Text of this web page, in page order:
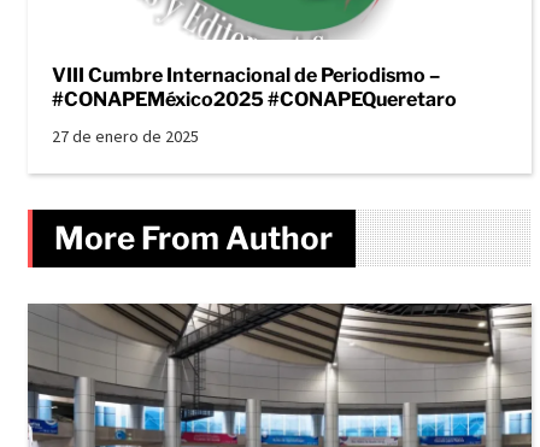
VIII Cumbre Internacional de Periodismo –
#CONAPEMéxico2025 #CONAPEQueretaro
27 de enero de 2025
More From Author